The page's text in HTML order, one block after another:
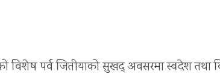
विशेष पर्व जितीयाको सुखद् अवसरमा स्वदेश तथा